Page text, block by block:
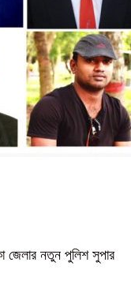
জেলার নতুন পুলিশ সুপার